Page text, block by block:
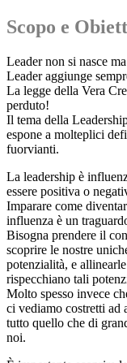
Scopo e
Leader non si nasce
Leader aggiunge
La legge della Vera
perduto!
Il tema della
espone a molteplici
fuorvianti.
La leadership è
essere positiva o
Imparare come
influenza è un
Bisogna prendere il
scoprire le nostre
potenzialità, e
rispecchiano tali
Molto spesso invece
ci vediamo costretti ad
tutto quello che di
noi.